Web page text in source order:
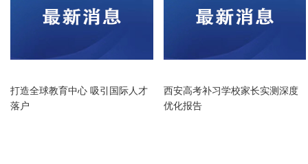
打造全球教育中心 吸引国际人才
落户
西安高考补习学校家长实测深度
优化报告